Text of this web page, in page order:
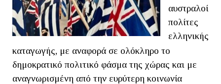
αυστραλοί
πολίτες
ελληνικής
καταγωγής, με αναφορά σε ολόκληρο το
δημοκρατικό πολιτικό φάσμα της χώρας και με
αναγνωρισμένη από την ευρύτερη κοινωνία